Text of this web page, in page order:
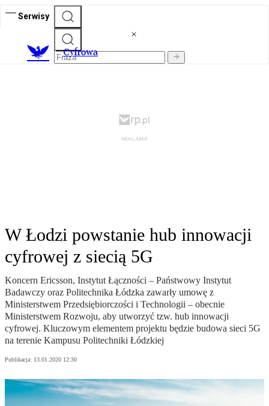
Serwisy
Cyfrowa
W Łodzi powstanie hub innowacji
cyfrowej z siecią 5G
Koncern Ericsson, Instytut Łączności – Państwowy Instytut
Badawczy oraz Politechnika Łódzka zawarły umowę z
Ministerstwem Przedsiębiorczości i Technologii – obecnie
Ministerstwem Rozwoju, aby utworzyć tzw. hub innowacji
cyfrowej. Kluczowym elementem projektu będzie budowa sieci 5G
na terenie Kampusu Politechniki Łódzkiej
Publikacja: 13.01.2020 12:30